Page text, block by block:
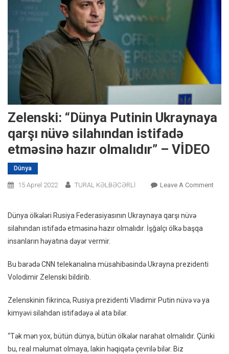
Zelenski: “Dünya Putinin Ukraynaya
qarşı nüvə silahından istifadə
etməsinə hazır olmalıdır” – VİDEO
Dünya
15 Aprel 2022 TURAL KƏLBƏCƏRLİ Leave A CommentOn
Dünya ölkələri Rusiya Federasiyasının Ukraynaya qarşı nüvə
silahından istifadə etməsinə hazır olmalıdır. İşğalçı ölkə başqa
insanların həyatına dəyər vermir.
Bu barədə CNN telekanalına müsahibəsində Ukrayna prezidenti
Volodimir Zelenski bildirib.
Zelenskinin fikrincə, Rusiya prezidenti Vladimir Putin nüvə və ya
kimyəvi silahdan istifadəyə əl ata bilər.
“Tək mən yox, bütün dünya, bütün ölkələr narahat olmalıdır. Çünki
bu, real məlumat olmaya, lakin həqiqətə çevrilə bilər. Biz